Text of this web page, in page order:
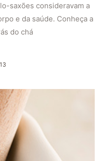
saxões consideravam a
e da saúde. Conheça a
do chá